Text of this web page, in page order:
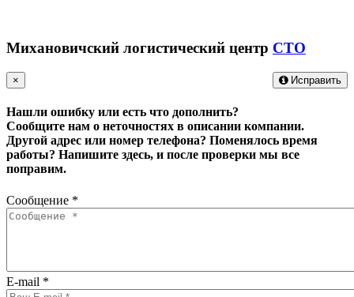
Михановичский логистический центр СТО
Исправить
×
Нашли ошибку или есть что дополнить?
Сообщите нам о неточностях в описании компании.
Другой адрес или номер телефона? Поменялось время
работы? Напишите здесь, и после проверки мы все
поправим.
Сообщение *
E-mail *